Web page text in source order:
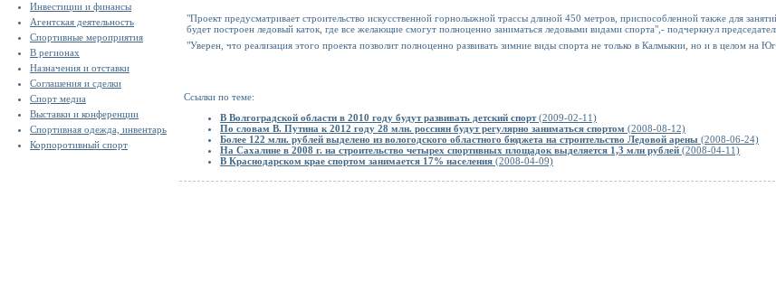
Инвестиции и финансы
Агентская деятельность
Спортивные мероприятия
В регионах
Назначения и отставки
Соглашения и сделки
Спорт медиа
Выставки и конференции
Спортивная одежда, инвентарь
Корпоротивный спорт
"Проект предусматривает строительство искусственной горнолыжной трассы длиной 450 метров, приспособленной также для
будет построен ледовый каток, где все желающие смогут полноценно заниматься ледовыми видами спорта",- подчеркнул
"Уверен, что реализация этого проекта позволит полноценно развивать зимние виды спорта не только в Калмыкии, но и в целом на
Ссылки по теме:
В Волгоградской области в 2010 году будут развивать детский спорт(2009-02-11)
По словам В. Путина к 2012 году 28 млн. россиян будут регулярно заниматься спортом (2008-08-12)
Более 122 млн. рублей выделено из вологодского областного бюджета на строительство Ледовой арены (2008-06-24)
На Сахалине в 2008 г. на строительство четырех спортивных площадок выделяется 1,3 млн рублей (2008-04-11)
В Краснодарском крае спортом занимается 17% населения (2008-04-09)